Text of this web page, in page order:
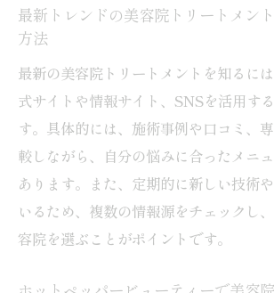
トリートメント美容院でのア
髪質改善トリートメントの持
注意点
髪の悩み解決へ導く美容院トリー
美容院でのトリートメント体
る効果
美容院トリートメントがくせ
最新トレンドの美容院トリートメン
方法
最新の美容院トリートメントを知るに
式サイトや情報サイト、SNSを活用す
す。具体的には、施術事例や口コミ、
較しながら、自分の悩みに合ったメニ
あります。また、定期的に新しい技術
いるため、複数の情報源をチェックし
容院を選ぶことがポイントです。